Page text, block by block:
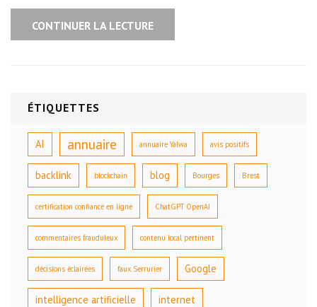
CONTINUER LA LECTURE
ÉTIQUETTES
AI annuaire annuaire Yalwa avis positifs
backlink blockchain blog Bourges Brest
certification confiance en ligne ChatGPT OpenAI
commentaires frauduleux contenu local pertinent
décisions éclairées faux Serrurier Google
intelligence artificielle internet